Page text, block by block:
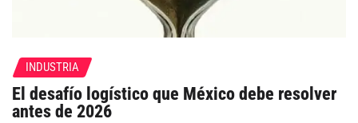
INDUSTRIA
El desafío logístico que México debe resolver
antes de 2026